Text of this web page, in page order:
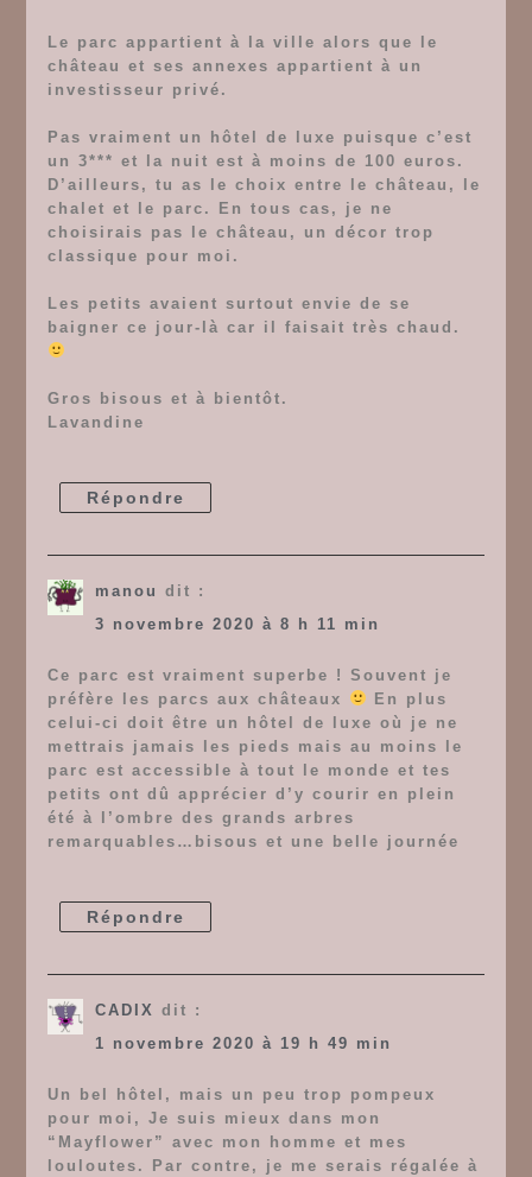
Le parc appartient à la ville alors que le
château et ses annexes appartient à un
investisseur privé.
Pas vraiment un hôtel de luxe puisque c’est
un 3*** et la nuit est à moins de 100 euros.
D’ailleurs, tu as le choix entre le château, le
chalet et le parc. En tous cas, je ne
choisirais pas le château, un décor trop
classique pour moi.
Les petits avaient surtout envie de se
baigner ce jour-là car il faisait très chaud.
Gros bisous et à bientôt.
Lavandine
Répondre
manou
dit :
3 novembre 2020 à 8 h 11 min
Ce parc est vraiment superbe ! Souvent je
préfère les parcs aux châteaux
En plus
celui-ci doit être un hôtel de luxe où je ne
mettrais jamais les pieds mais au moins le
parc est accessible à tout le monde et tes
petits ont dû apprécier d’y courir en plein
été à l’ombre des grands arbres
remarquables…bisous et une belle journée
Répondre
CADIX dit :
1 novembre 2020 à 19 h 49 min
Un bel hôtel, mais un peu trop pompeux
pour moi, Je suis mieux dans mon
“Mayflower” avec mon homme et mes
louloutes. Par contre, je me serais régalée à